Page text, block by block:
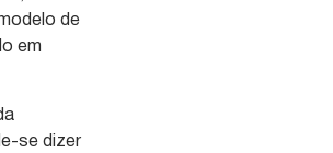
de
em
se dizer